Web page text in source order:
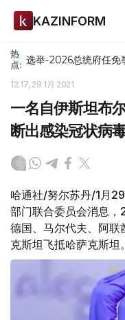
KAZINFORM
热
点: 选举-2026总统府任免
12:17, 29 1月 2021
一名自伊斯坦布
断出感染冠状病
哈通社/努尔苏丹/1月
部门联合委员会消息，
德国、马尔代夫、阿联
克斯坦飞抵哈萨克斯坦。